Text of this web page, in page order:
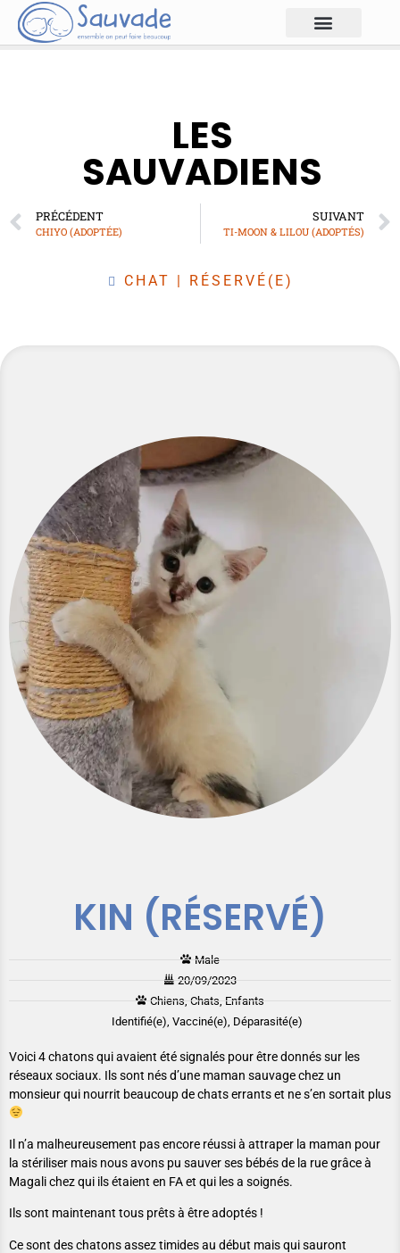
LES
SAUVADIENS
PRÉCÉDENT
CHIYO (ADOPTÉE)
SUIVANT
TI-MOON & LILOU (ADOPTÉS)
CHAT | RÉSERVÉ(E)
KIN (RÉSERVÉ)
Male
20/09/2023
Chiens, Chats, Enfants
Identifié(e), Vacciné(e), Déparasité(e)
Voici 4 chatons qui avaient été signalés pour être donnés sur les
réseaux sociaux. Ils sont nés d’une maman sauvage chez un
monsieur qui nourrit beaucoup de chats errants et ne s’en sortait plus
Il n’a malheureusement pas encore réussi à attraper la maman pour
la stériliser mais nous avons pu sauver ses bébés de la rue grâce à
Magali chez qui ils étaient en FA et qui les a soignés.
Ils sont maintenant tous prêts à être adoptés !
Ce sont des chatons assez timides au début mais qui sauront